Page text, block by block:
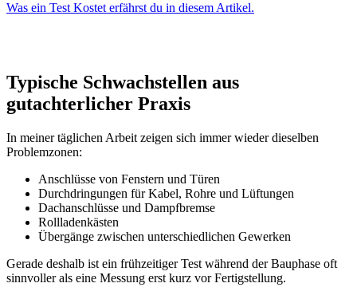
Was ein Test Kostet erfährst du in diesem Artikel.
Typische Schwachstellen aus
gutachterlicher Praxis
In meiner täglichen Arbeit zeigen sich immer wieder dieselben
Problemzonen:
Anschlüsse von Fenstern und Türen
Durchdringungen für Kabel, Rohre und Lüftungen
Dachanschlüsse und Dampfbremse
Rollladenkästen
Übergänge zwischen unterschiedlichen Gewerken
Gerade deshalb ist ein frühzeitiger Test während der Bauphase oft
sinnvoller als eine Messung erst kurz vor Fertigstellung.